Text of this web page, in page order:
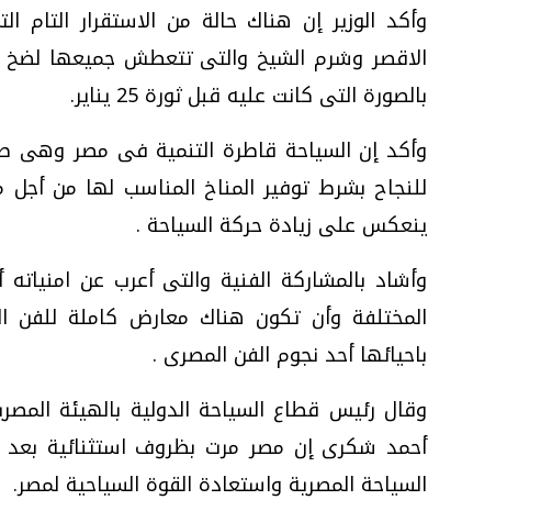
وأكد الوزير إن هناك حالة من الاستقرار
الاقصر وشرم الشيخ والتى تتعطش جميعها لضخ
بالصورة التى كانت عليه قبل ثورة 25 يناير.
وأكد إن السياحة قاطرة التنمية فى مصر وهى
للنجاح بشرط توفير المناخ المناسب لها من أجل
ينعكس على زيادة حركة السياحة .
وأشاد بالمشاركة الفنية والتى أعرب عن
المختلفة وأن تكون هناك معارض كاملة للفن
باحيائها أحد نجوم الفن المصرى .
وقال رئيس قطاع السياحة الدولية بالهيئة
السياحة المصرية واستعادة القوة السياحية لمصر.